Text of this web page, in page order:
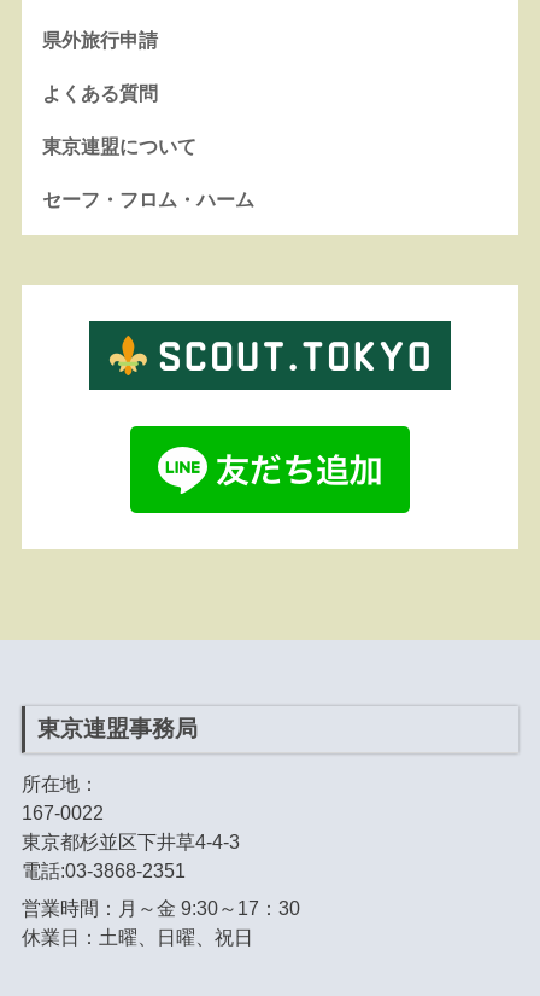
県外旅行申請
よくある質問
東京連盟について
セーフ・フロム・ハーム
東京連盟事務局
所在地：
167-0022
東京都杉並区下井草4-4-3
電話:03-3868-2351
営業時間：月～金 9:30～17：30
休業日：土曜、日曜、祝日